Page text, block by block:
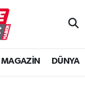
MAGAZİN DÜNYA